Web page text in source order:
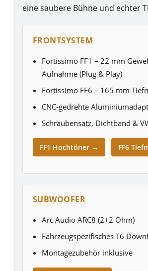
eine saubere Bühne und echter
FRONTSYSTEM
Fortissimo FF1 – 22 mm
Aufnahme (Plug & Play)
Fortissimo FF6 – 165 mm
CNC-gedrehte
Schraubensatz, Dichtband &
FF1 Hochtöner → FF6
SUBWOOFER
Arc Audio ARC8 (2+2 Ohm)
Fahrzeugspezifisches T6
Montagezubehör inklusive